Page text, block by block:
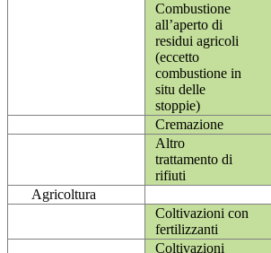
Combustione
all’aperto di
residui agricoli
(eccetto
combustione in
situ delle
stoppie)
Cremazione
Altro
trattamento di
rifiuti
Agricoltura
Coltivazioni con
fertilizzanti
Coltivazioni